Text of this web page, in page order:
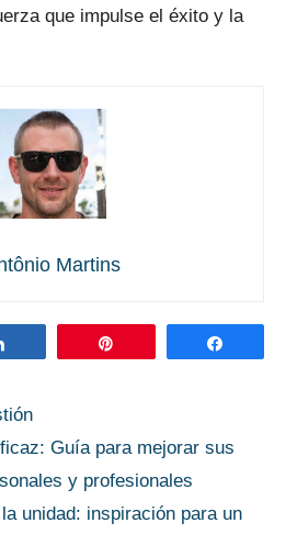
que impulse el éxito y la
Martins
Guía para mejorar sus
y profesionales
unidad: inspiración para un